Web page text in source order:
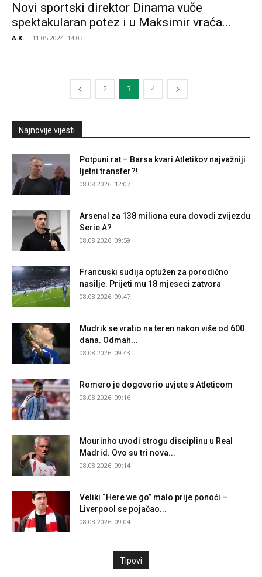
Novi sportski direktor Dinama vuče
spektakularan potez i u Maksimir vraća...
A.K. - 11.05.2024. 14:03
2 3 4
Najnovije vijesti
Potpuni rat – Barsa kvari Atletikov najvažniji
ljetni transfer?!
08.08.2026. 12:07
Arsenal za 138 miliona eura dovodi zvijezdu
Serie A?
08.08.2026. 09:59
Francuski sudija optužen za porodično
nasilje. Prijeti mu 18 mjeseci zatvora
08.08.2026. 09:47
Mudrik se vratio na teren nakon više od 600
dana. Odmah...
08.08.2026. 09:43
Romero je dogovorio uvjete s Atleticom
08.08.2026. 09:16
Mourinho uvodi strogu disciplinu u Real
Madrid. Ovo su tri nova...
08.08.2026. 09:14
Veliki “Here we go” malo prije ponoći –
Liverpool se pojačao...
08.08.2026. 09:04
Tipovi